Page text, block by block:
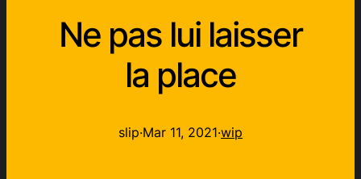
Ne pas lui laisser
la place
slip·Mar 11, 2021·wip